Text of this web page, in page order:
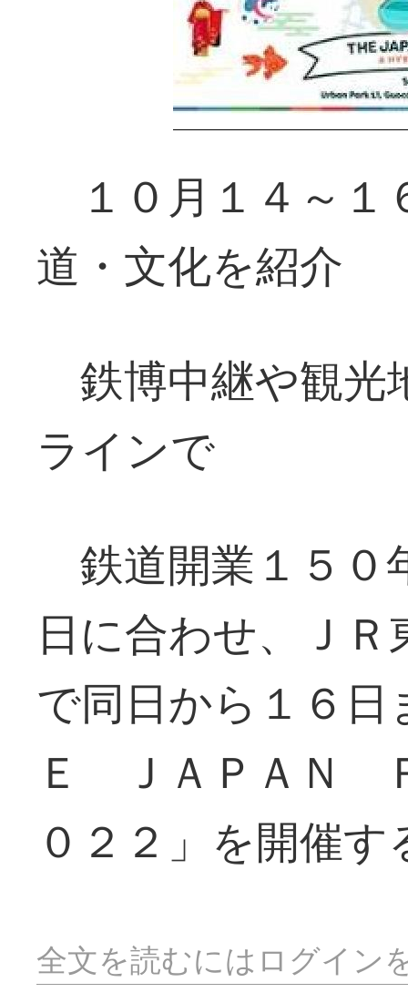
１０月１４～
道・文化を紹介
鉄博中継や観
ラインで
鉄道開業１５０
日に合わせ、Ｊ
で同日から１６
Ｅ ＪＡＰＡＮ
０２２」を開催す
全文を読むにはログイン